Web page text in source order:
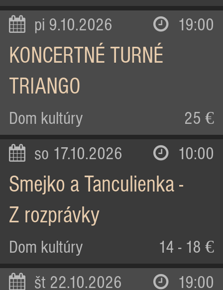
pi 9.10.2026 19:00
KONCERTNÉ TURNÉ
TRIANGO
Dom kultúry 25 €
so 17.10.2026 10:00
Smejko a Tanculienka -
Z rozprávky
Dom kultúry 14 - 18 €
št 22.10.2026 19:00